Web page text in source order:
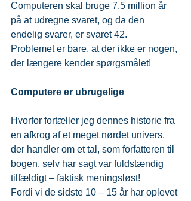
Computeren skal bruge 7,5 million år
på at udregne svaret, og da den
endelig svarer, er svaret 42.
Problemet er bare, at der ikke er nogen,
der længere kender spørgsmålet!
Computere er ubrugelige
Hvorfor fortæller jeg dennes historie fra
en afkrog af et meget nørdet univers,
der handler om et tal, som forfatteren til
bogen, selv har sagt var fuldstændig
tilfældigt – faktisk meningsløst!
Fordi vi de sidste 10 – 15 år har oplevet